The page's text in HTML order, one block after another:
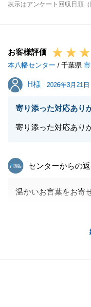
表示はアンケート回収日順
お客様評価
本八幡センター / 千葉県
H様
H様 2026年3月21日
寄り添った対応あり
寄り添った対応あり
東急リバブル
センターからの
温かいお言葉をお寄
不安を和らげるサポ
「寄り添った対応」
いつでもお気軽にご